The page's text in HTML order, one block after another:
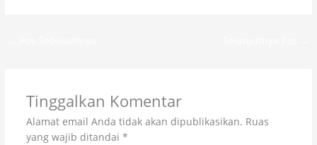
Tinggalkan Komentar
Alamat email Anda tidak akan dipublikasikan. Ruas
yang wajib ditandai *